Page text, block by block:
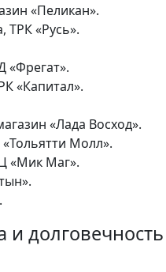
«Пеликан».
ТРК «Русь».
«Фрегат».
«Капитал».
«Лада Восход».
Молл».
«Мик Маг».
и долговечность